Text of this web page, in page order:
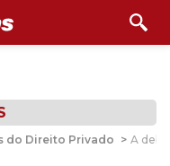
do Direito Privado > A